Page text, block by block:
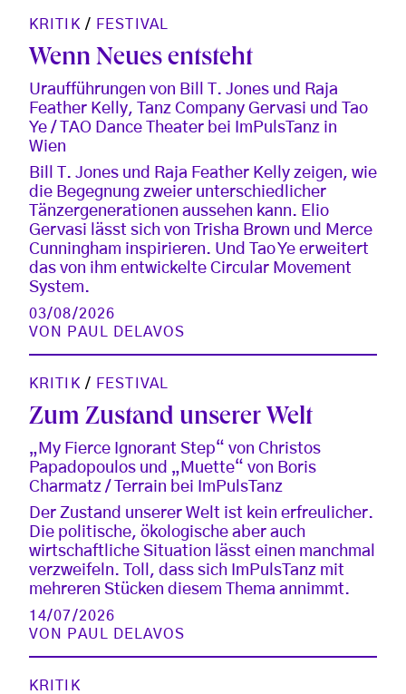
KRITIK / FESTIVAL
Wenn Neues entsteht
Uraufführungen von Bill T. Jones und Raja
Feather Kelly, Tanz Company Gervasi und Tao
Ye / TAO Dance Theater bei ImPulsTanz in
Wien
Bill T. Jones und Raja Feather Kelly zeigen, wie
die Begegnung zweier unterschiedlicher
Tänzergenerationen aussehen kann. Elio
Gervasi lässt sich von Trisha Brown und Merce
Cunningham inspirieren. Und Tao Ye erweitert
das von ihm entwickelte Circular Movement
System.
03/08/2026
VON
PAUL DELAVOS
KRITIK / FESTIVAL
Zum Zustand unserer Welt
„My Fierce Ignorant Step“ von Christos
Papadopoulos und „Muette“ von Boris
Charmatz / Terrain bei ImPulsTanz
Der Zustand unserer Welt ist kein erfreulicher.
Die politische, ökologische aber auch
wirtschaftliche Situation lässt einen manchmal
verzweifeln. Toll, dass sich ImPulsTanz mit
mehreren Stücken diesem Thema annimmt.
14/07/2026
VON
PAUL DELAVOS
KRITIK